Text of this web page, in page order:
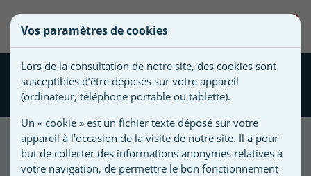
Cellule électrolyseur NSC
160 STERILOR
Créer une nouvelle liste
une
liste
Nom de
d'envies
Vous
devez
être
connecté
pour
ajouter
des
produits
à
Vos paramètres de cookies
Lors de la consultation de notre site, des cookies sont
susceptibles d’être déposés sur votre appareil
(ordinateur, téléphone portable ou tablette).
Un « cookie » est un fichier texte déposé sur votre
appareil à l’occasion de la visite de notre site. Il a pour
but de collecter des informations anonymes relatives à
votre navigation, de permettre le bon fonctionnement